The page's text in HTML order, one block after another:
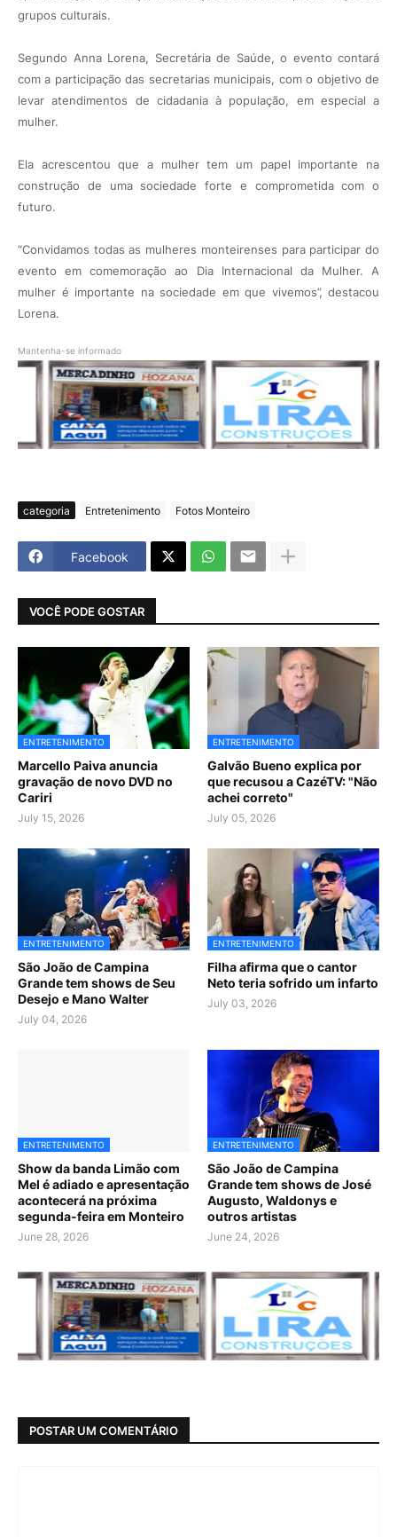
grupos culturais.
Segundo Anna Lorena, Secretária de Saúde, o evento contará
com a participação das secretarias municipais, com o objetivo de
levar atendimentos de cidadania à população, em especial a
mulher.
Ela acrescentou que a mulher tem um papel importante na
construção de uma sociedade forte e comprometida com o
futuro.
“Convidamos todas as mulheres monteirenses para participar do
evento em comemoração ao Dia Internacional da Mulher. A
mulher é importante na sociedade em que vivemos”, destacou
Lorena.
Mantenha-se informado
categoria Entretenimento Fotos Monteiro
Facebook
VOCÊ PODE GOSTAR
ENTRETENIMENTO
Marcello Paiva anuncia
gravação de novo DVD no
Cariri
July 15, 2026
ENTRETENIMENTO
Galvão Bueno explica por
que recusou a CazéTV: "Não
achei correto"
July 05, 2026
ENTRETENIMENTO
São João de Campina
Grande tem shows de Seu
Desejo e Mano Walter
July 04, 2026
ENTRETENIMENTO
Filha afirma que o cantor
Neto teria sofrido um infarto
July 03, 2026
ENTRETENIMENTO
Show da banda Limão com
Mel é adiado e apresentação
acontecerá na próxima
segunda-feira em Monteiro
June 28, 2026
ENTRETENIMENTO
São João de Campina
Grande tem shows de José
Augusto, Waldonys e
outros artistas
June 24, 2026
POSTAR UM COMENTÁRIO